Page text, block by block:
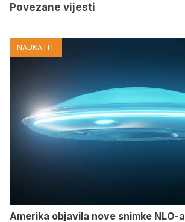
Povezane vijesti
NAUKA I IT
Amerika objavila nove snimke NLO-a